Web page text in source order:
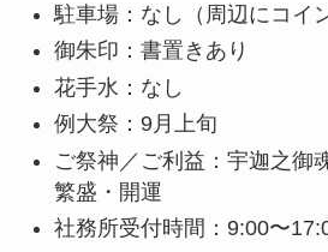
駐車場：なし（周辺にコイ
御朱印：書置きあり
花手水：なし
例大祭：9月上旬
ご祭神／ご利益：宇迦之御
繁盛・開運
社務所受付時間：9:00〜